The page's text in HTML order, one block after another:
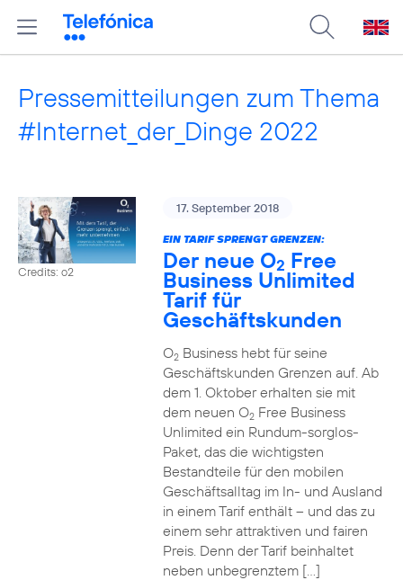
Pressemitteilungen zum Thema
#Internet_der_Dinge 2022
Credits: o2
17. September 2018
EIN TARIF SPRENGT GRENZEN:
Der neue O2 Free
Business Unlimited
Tarif für
Geschäftskunden
O2Business hebt für seine
Geschäftskunden Grenzen auf. Ab
dem 1. Oktober erhalten sie mit
dem neuen O2Free Business
Unlimited ein Rundum-sorglos-
Paket, das die wichtigsten
Bestandteile für den mobilen
Geschäftsalltag im In- und Ausland
in einem Tarif enthält – und das zu
einem sehr attraktiven und fairen
Preis. Denn der Tarif beinhaltet
neben unbegrenztem […]